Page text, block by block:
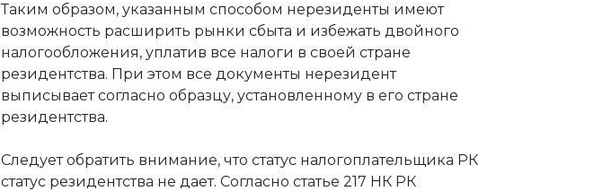
Таким образом, указанным способом нерезиденты имеют
возможность расширить рынки сбыта и избежать двойного
налогообложения, уплатив все налоги в своей стране
резидентства. При этом все документы нерезидент
выписывает согласно образцу, установленному в его стране
резидентства.
Следует обратить внимание, что статус налогоплательщика РК
статус резидентства не дает. Согласно статье 217 НК РК